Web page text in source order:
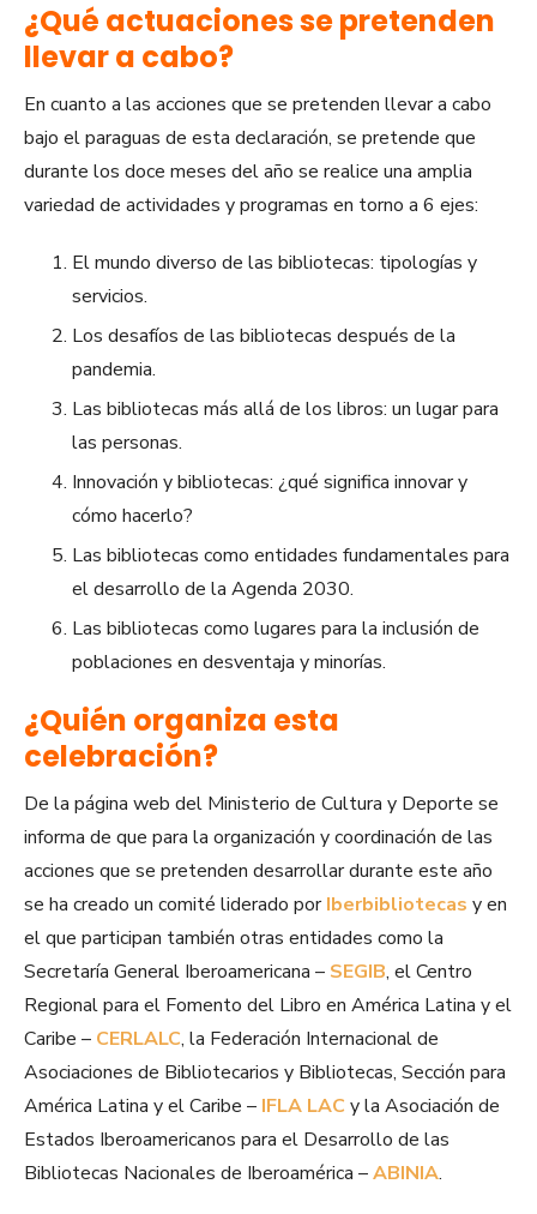
¿Qué actuaciones se pretenden
llevar a cabo?
En cuanto a las acciones que se pretenden llevar a cabo
bajo el paraguas de esta declaración, se pretende que
durante los doce meses del año se realice una amplia
variedad de actividades y programas en torno a 6 ejes:
El mundo diverso de las bibliotecas: tipologías y
servicios.
Los desafíos de las bibliotecas después de la
pandemia.
Las bibliotecas más allá de los libros: un lugar para
las personas.
Innovación y bibliotecas: ¿qué significa innovar y
cómo hacerlo?
Las bibliotecas como entidades fundamentales para
el desarrollo de la Agenda 2030.
Las bibliotecas como lugares para la inclusión de
poblaciones en desventaja y minorías.
¿Quién organiza esta
celebración?
De la página web del Ministerio de Cultura y Deporte se
informa de que para la organización y coordinación de las
acciones que se pretenden desarrollar durante este año
se ha creado un comité liderado porIberbibliotecas y en
el que participan también otras entidades como la
Secretaría General Iberoamericana – SEGIB, el Centro
Regional para el Fomento del Libro en América Latina y el
Caribe – CERLALC, la Federación Internacional de
Asociaciones de Bibliotecarios y Bibliotecas, Sección para
América Latina y el Caribe – IFLA LAC y la Asociación de
Estados Iberoamericanos para el Desarrollo de las
Bibliotecas Nacionales de Iberoamérica –ABINIA.